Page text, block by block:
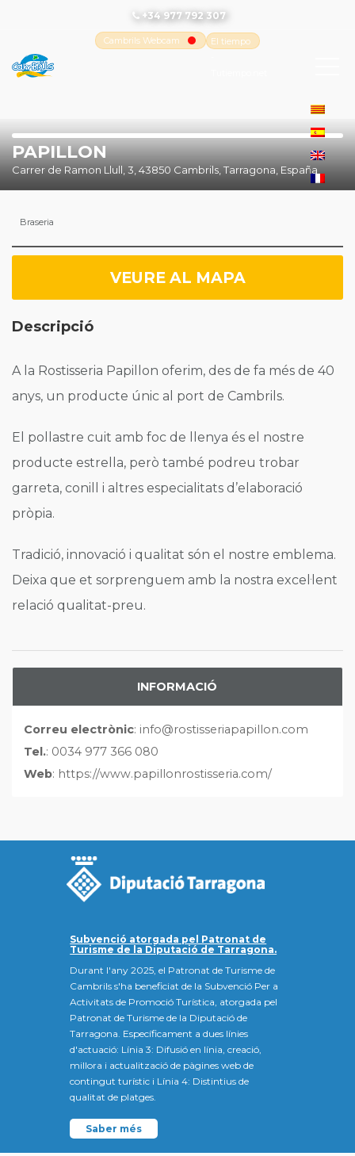
+34 977 792 307
Cambrils Webcam
El tiempo
PAPILLON
Carrer de Ramon Llull, 3, 43850 Cambrils, Tarragona, España
Braseria
VEURE AL MAPA
Descripció
A la Rostisseria Papillon oferim, des de fa més de 40
anys, un producte únic al port de Cambrils.
El pollastre cuit amb foc de llenya és el nostre
producte estrella, però també podreu trobar
garreta, conill i altres especialitats d’elaboració
pròpia.
Tradició, innovació i qualitat són el nostre emblema.
Deixa que et sorprenguem amb la nostra excel·lent
relació qualitat-preu.
INFORMACIÓ
Correu electrònic: info@rostisseriapapillon.com
Tel.: 0034 977 366 080
Web: https://www.papillonrostisseria.com/
Subvenció atorgada pel Patronat de
Turisme de la Diputació de Tarragona.
Durant l'any 2025, el Patronat de Turisme de
Cambrils s'ha beneficiat de la Subvenció Per a
Activitats de Promoció Turística, atorgada pel
Patronat de Turisme de la Diputació de
Tarragona. Específicament a dues línies
d'actuació: Línia 3: Difusió en línia, creació,
millora i actualització de pàgines web de
contingut turístic i Línia 4: Distintius de
qualitat de platges.
Saber més